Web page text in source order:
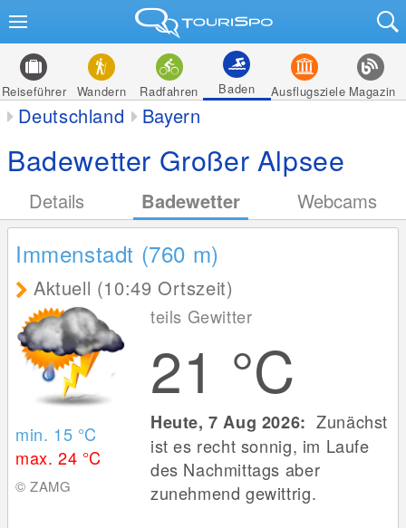
Reiseführer Wandern Radfahren Baden Ausflugsziele Magazin
Deutschland Bayern
Badewetter Großer Alpsee
Details Badewetter Webcams
Immenstadt (760 m)
Aktuell (10:49 Ortszeit)
min. 15 °C
max. 24 °C
© ZAMG
teils Gewitter
21 °C
Heute, 7 Aug 2026: Zunächst
ist es recht sonnig, im Laufe
des Nachmittags aber
zunehmend gewittrig.